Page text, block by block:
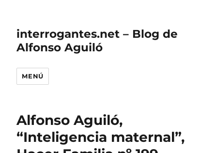
interrogantes.net – Blog de
Alfonso Aguiló
MENÚ
Alfonso Aguiló,
“Inteligencia maternal”,